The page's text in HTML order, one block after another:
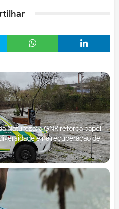
Natureza: a GNR reforça papel
e na recuperação de